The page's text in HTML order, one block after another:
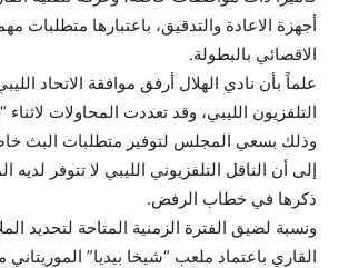
أجهزة الاعادة والتدقيق، باعتبارها متطلبات
الاقصائي بالبطولة.
علماً بأن نادي الهلال أرفق موافقة الاتحاد
التلفزيون الليبي، وقد تعددت المحاولات
وذلك بسعي المجلس لتوفير متطلبات البث
إلى أن الناقل التلفزيوني الليبي لا تتوفر لديه
ذكرها في خطاب الرفض.
ونسبة لضيق الفترة الزمنية المتاحة لتحديد
القاري باعتماد ملعب “شيخا بيديا” الموريتاني